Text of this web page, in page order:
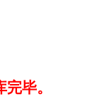
毕。